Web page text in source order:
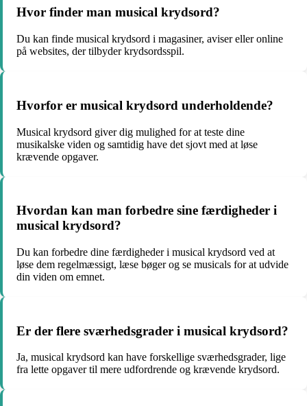
Hvor finder man musical krydsord?
Du kan finde musical krydsord i magasiner, aviser eller online
på websites, der tilbyder krydsordsspil.
Hvorfor er musical krydsord underholdende?
Musical krydsord giver dig mulighed for at teste dine
musikalske viden og samtidig have det sjovt med at løse
krævende opgaver.
Hvordan kan man forbedre sine færdigheder i
musical krydsord?
Du kan forbedre dine færdigheder i musical krydsord ved at
løse dem regelmæssigt, læse bøger og se musicals for at udvide
din viden om emnet.
Er der flere sværhedsgrader i musical krydsord?
Ja, musical krydsord kan have forskellige sværhedsgrader, lige
fra lette opgaver til mere udfordrende og krævende krydsord.